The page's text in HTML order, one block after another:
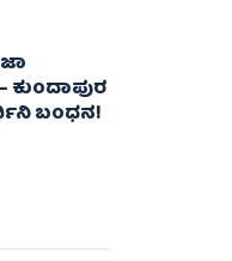
ಕುಂದಾಪುರ
ಬಂಧನ!